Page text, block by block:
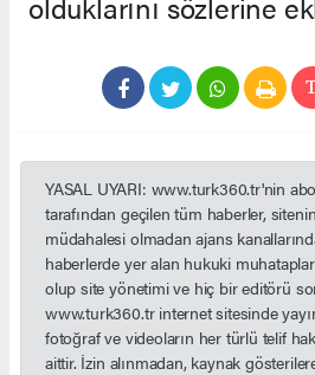
YASAL UYARI: www.turk360.tr'nin
tarafından geçilen tüm haberler,
müdahalesi olmadan ajans
haberlerde yer alan hukuki
olup site yönetimi ve hiç bir editörü
www.turk360.tr internet sitesinde
fotoğraf ve videoların her türlü telif
aittir. İzin alınmadan, kaynak